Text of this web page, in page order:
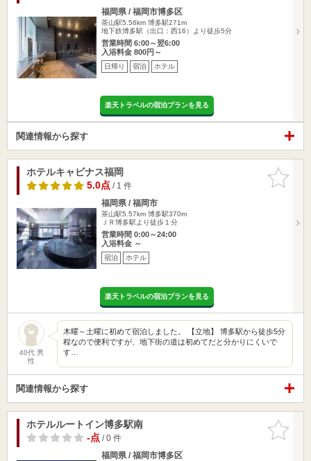
福岡県 / 福岡市博多区
茶山駅5.56km 博多駅271m
地下鉄博多駅（出口：西16）より徒歩5分
営業時間 6:00～翌6:00
入浴料金 800円～
日帰り 宿泊 ホテル
楽天トラベルの宿泊プランを見る
関連情報から探す
お気に入
りに追加
ホテルキャビナス福岡
5.0点/ 1 件
福岡県 / 福岡市
茶山駅5.57km 博多駅370m
ＪＲ博多駅より徒歩１分
営業時間 0:00～24:00
入浴料金 ～
宿泊 ホテル
楽天トラベルの宿泊プランを見る
40代 男
性
木曜～土曜に初めて宿泊しました。 【立地】 博多駅から徒歩5分
程なので便利ですが、地下街の道は初めてだと分かりにくいで
す…
関連情報から探す
お気に入
りに追加
ホテルルートイン博多駅南
-点/ 0 件
福岡県 / 福岡市博多区